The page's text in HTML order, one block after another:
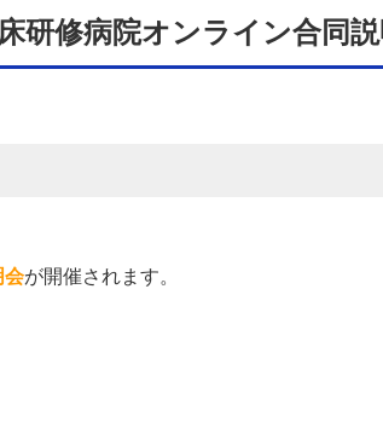
研修病院オンライン合同
会が開催されます。